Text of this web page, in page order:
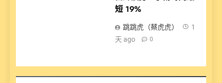
短 19%
跳跳虎（蔡虎虎）
1
天 ago
0